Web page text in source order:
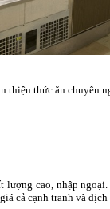
thiện thức ăn chuyên
lượng cao, nhập
cả cạnh tranh và